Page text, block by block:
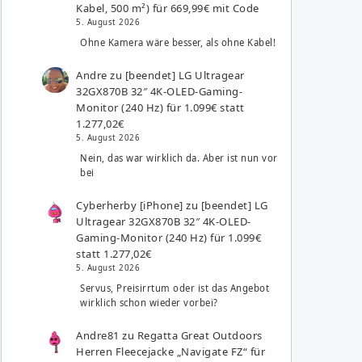
Kabel, 500 m²) für 669,99€ mit Code
5. August 2026
Ohne Kamera wäre besser, als ohne Kabel!
Andre zu [beendet] LG Ultragear
32GX870B 32″ 4K-OLED-Gaming-
Monitor (240 Hz) für 1.099€ statt
1.277,02€
5. August 2026
Nein, das war wirklich da. Aber ist nun vor
bei
Cyberherby [iPhone] zu [beendet] LG
Ultragear 32GX870B 32″ 4K-OLED-
Gaming-Monitor (240 Hz) für 1.099€
statt 1.277,02€
5. August 2026
Servus, Preisirrtum oder ist das Angebot
wirklich schon wieder vorbei?
Andre81 zu Regatta Great Outdoors
Herren Fleecejacke „Navigate FZ“ für